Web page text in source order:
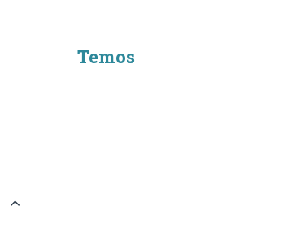
Temos